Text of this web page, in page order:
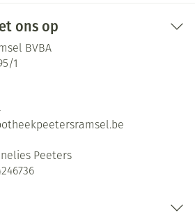
ons op
BVBA
1
Peeters